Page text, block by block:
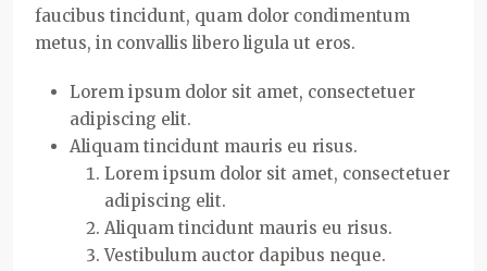
faucibus tincidunt, quam dolor condimentum
metus, in convallis libero ligula ut eros.
Lorem ipsum dolor sit amet, consectetuer
adipiscing elit.
Aliquam tincidunt mauris eu risus.
Lorem ipsum dolor sit amet, consectetuer
adipiscing elit.
Aliquam tincidunt mauris eu risus.
Vestibulum auctor dapibus neque.